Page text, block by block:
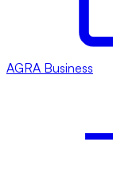
AGRA Business